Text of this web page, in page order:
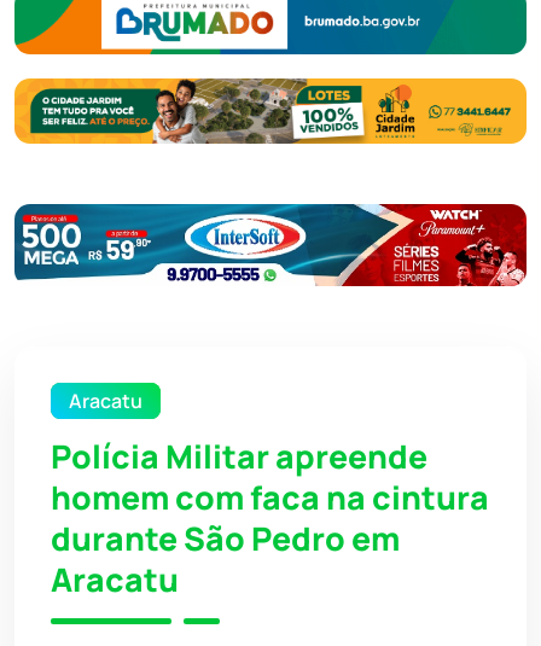
Aracatu
Polícia Militar apreende
homem com faca na cintura
durante São Pedro em
Aracatu